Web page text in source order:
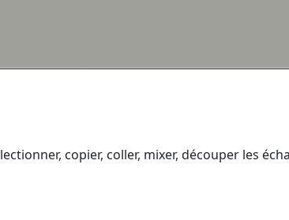
copier, coller, mixer, découper les